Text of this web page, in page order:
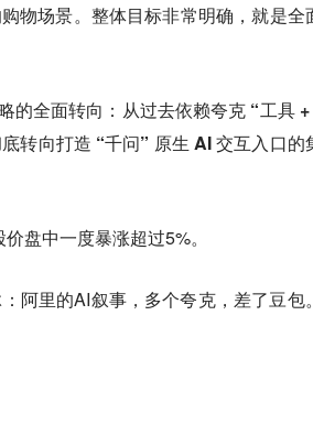
物场景。整体目标非常明确，就是全
的全面转向：从过去依赖夸克 “工具
转向打造 “千问” 原生 AI 交互入口的
盘中一度暴涨超过5%。
阿里的AI叙事，多个夸克，差了豆包